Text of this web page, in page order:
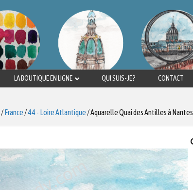
LA BOUTIQUE EN LIGNE QUI SUIS-JE? CONTACT
/France /44 - Loire Atlantique / Aquarelle Quai des Antilles à Nantes